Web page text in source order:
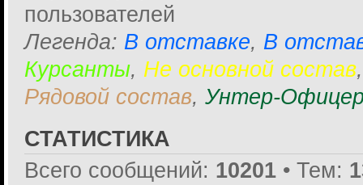
пользователей
Легенда: В отставке, В
Курсанты, Не основной состав
Рядовой состав, Унтер-
СТАТИСТИКА
Всего сообщений: 10201 • Тем: